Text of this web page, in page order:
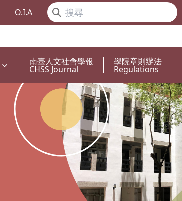
O.I.A
南臺人文社會學報
CHSS Journal
學院章則辦法
Regulations